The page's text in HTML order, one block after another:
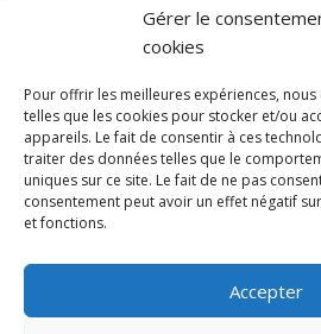
Gérer le
cookies
Pour offrir les meilleures expériences,
telles que les cookies pour stocker et/ou
appareils. Le fait de consentir à ces
traiter des données telles que le
uniques sur ce site. Le fait de ne pas
consentement peut avoir un effet négatif
et fonctions.
Accepter
discothèque
Si tu souhaites
Rocknfool,
pas à nous
tes chroniques
concerts, de
séries ou des
d'humeur :